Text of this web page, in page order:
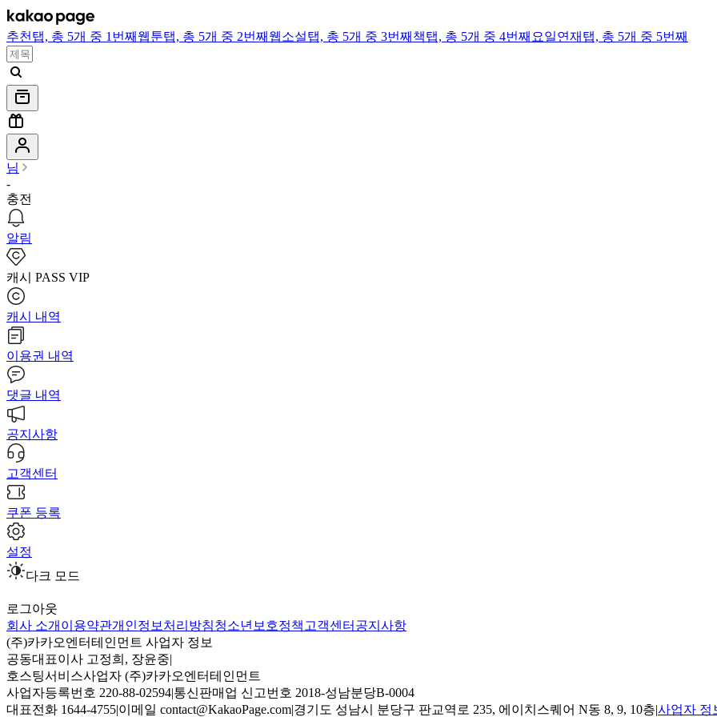
추천 탭, 총 5개 중 1번째 웹툰탭, 총 5개 중 2번째 웹소설탭, 총 5개 중 3번째 책탭, 총 5개 중 4번째 요일연재 탭, 총 5개 중 5번째
님
-
충전
알림
캐시 PASS VIP
캐시 내역
이용권 내역
댓글 내역
공지사항
고객센터
쿠폰 등록
설정
다크 모드
로그아웃
회사 소개 이용약관개인정보처리방침청소년보호정책 고객센터 공지사항
(주)카카오엔터테인먼트 사업자 정보
공동대표이사 고정희, 장윤중|
호스팅서비스사업자 (주)카카오엔터테인먼트
사업자등록번호 220-88-02594|통신판매업 신고번호 2018-성남분당B-0004
대표전화 1644-4755|이메일 contact@KakaoPage.com|경기도 성남시 분당구 판교역로 235, 에이치스퀘어 N동 8, 9, 10층|사업자 정